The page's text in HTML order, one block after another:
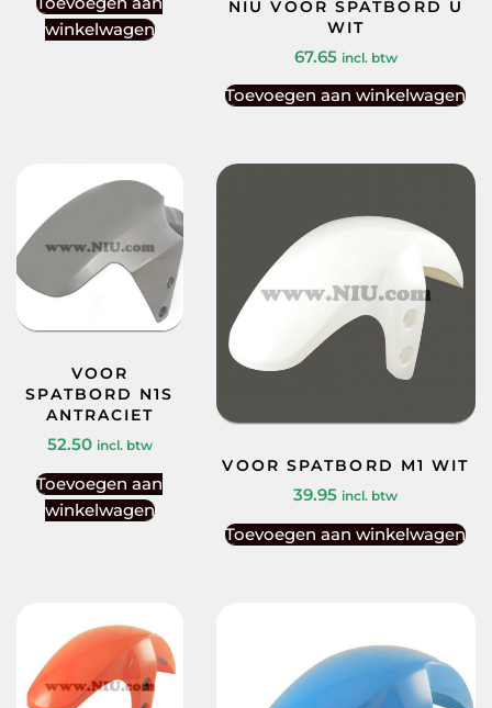
winkelwagen
NIU VOOR SPATBORD U
WIT
67.65 incl. btw
Toevoegen aan winkelwagen
VOOR
SPATBORD N1S
ANTRACIET
52.50 incl. btw
Toevoegen aan
winkelwagen
VOOR SPATBORD M1 WIT
39.95 incl. btw
Toevoegen aan winkelwagen